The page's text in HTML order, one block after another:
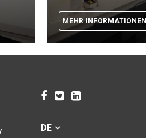
MEHR INFORMATIONEN
DE